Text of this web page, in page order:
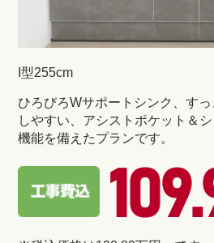
I型255cm
ひろびろWサポートシンク、す
しやすい、アシストポケット＆
機能を備えたプランです。